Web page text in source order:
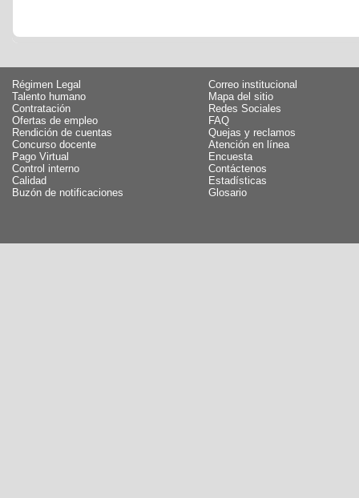
Régimen Legal
Talento humano
Contratación
Ofertas de empleo
Rendición de cuentas
Concurso docente
Pago Virtual
Control interno
Calidad
Buzón de notificaciones
Correo institucional
Mapa del sitio
Redes Sociales
FAQ
Quejas y reclamos
Atención en línea
Encuesta
Contáctenos
Estadísticas
Glosario